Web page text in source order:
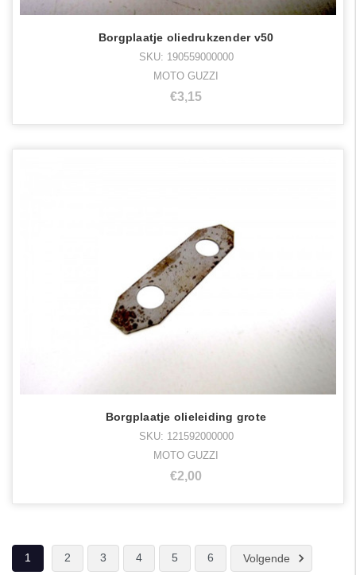
Borgplaatje oliedrukzender v50
SKU: 190559000000
MOTO GUZZI
€3,15
Borgplaatje olieleiding grote
SKU: 121592000000
MOTO GUZZI
€2,00
1 2 3 4 5 6 Volgende